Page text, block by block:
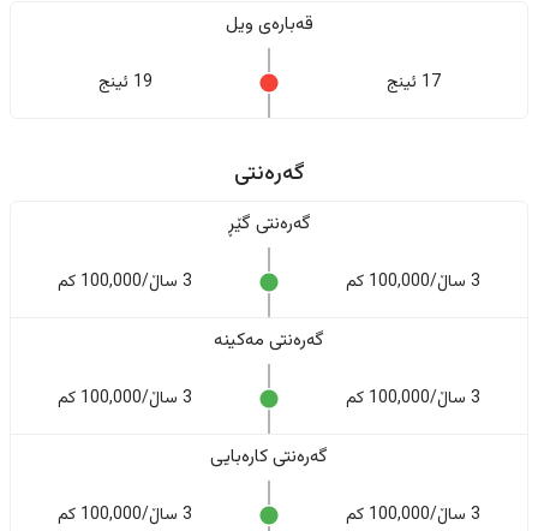
قەبارەی ویل
17 ئینج 19 ئینج
گەرەنتی
گەرەنتی گێڕ
3 ساڵ/100,000 کم 3 ساڵ/100,000 کم
گەرەنتی مەکینە
3 ساڵ/100,000 کم 3 ساڵ/100,000 کم
گەرەنتی کارەبایی
3 ساڵ/100,000 کم 3 ساڵ/100,000 کم